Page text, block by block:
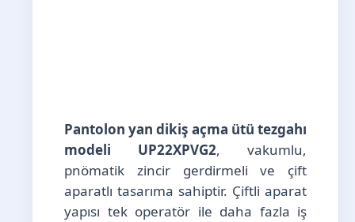
Pantolon yan dikiş açma ütü tezgahı
modeli UP22XPVG2, vakumlu,
pnömatik zincir gerdirmeli ve çift
aparatlı tasarıma sahiptir. Çiftli aparat
yapısı tek operatör ile daha fazla iş